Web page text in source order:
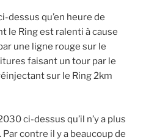
dessus qu’en heure de
le Ring est ralenti à cause
une ligne rouge sur le
faisant un tour par le
sur le Ring 2km
ci-dessus qu’il n’y a plus
contre il y a beaucoup de